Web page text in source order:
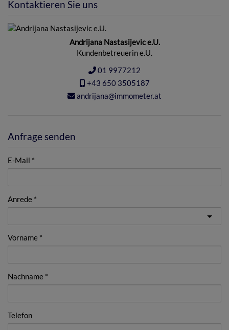
Kontaktieren Sie uns
Andrijana Nastasijevic e.U.
Kundenbetreuerin e.U.
01 9977212
+43 650 3505187
andrijana@immometer.at
Anfrage senden
E-Mail
Anrede
Vorname
Nachname
Telefon